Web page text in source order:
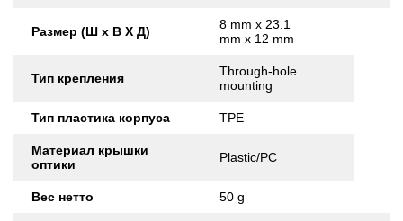
Размер (Ш x В X Д)
8 mm x 23.1
mm x 12 mm
Тип крепления
Through-hole
mounting
Тип пластика корпуса TPE
Материал крышки
оптики
Plastic/PC
Вес нетто 50 g